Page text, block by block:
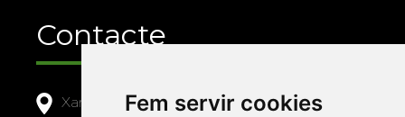
Fem servir cookies
Contacte
Xarxa Vives d'Universitats